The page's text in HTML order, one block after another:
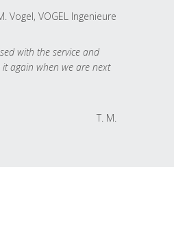
Vogel, VOGEL Ingenieure
with the service and
again when we are next
T. M.